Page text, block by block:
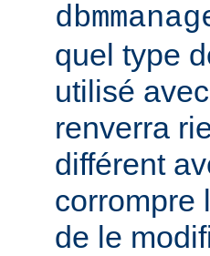
quel type
utilisé
renverra
différent
corrompre
de le